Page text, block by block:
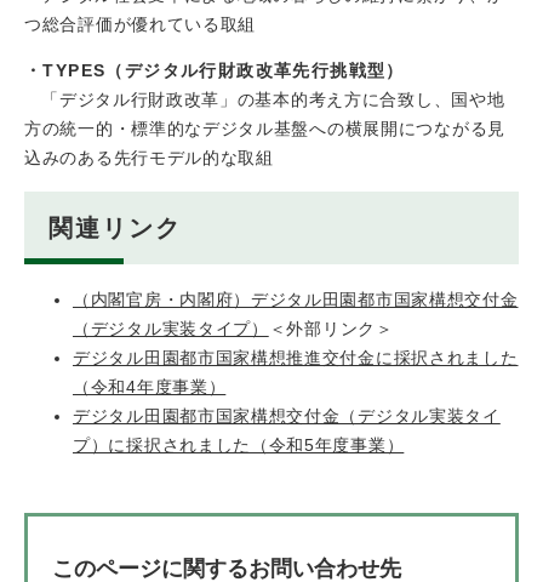
つ総合評価が優れている取組
・TYPES（デジタル行財政改革先行挑戦型​）
「デジタル行財政改革」の基本的考え方に合致し、国や地
方の統一的・標準的なデジタル基盤への横展開につながる見
込みのある先行モデル的な取組
関連リンク
（内閣官房・内閣府）デジタル田園都市国家構想交付金
（デジタル実装タイプ）
＜外部リンク＞
デジタル田園都市国家構想推進交付金に採択されました
（令和4年度事業）
デジタル田園都市国家構想交付金（デジタル実装タイ
プ）に採択されました（令和5年度事業）
このページに関するお問い合わせ先